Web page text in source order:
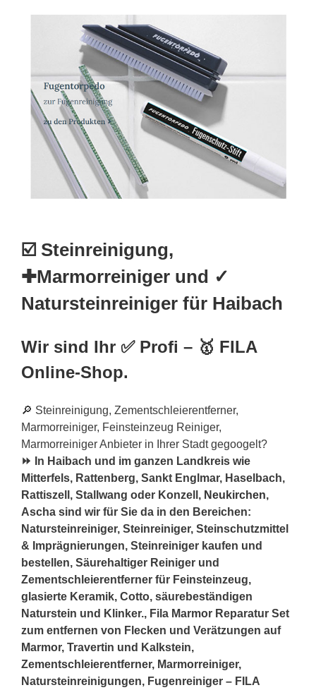
☑️ Steinreinigung,
✚Marmorreiniger und ✓
Natursteinreiniger für Haibach
Wir sind Ihr ✅ Profi – 🥇 FILA
Online-Shop.
🔎 Steinreinigung, Zementschleierentferner,
Marmorreiniger, Feinsteinzeug Reiniger,
Marmorreiniger Anbieter in Ihrer Stadt gegoogelt?
⏩ In Haibach und im ganzen Landkreis wie
Mitterfels, Rattenberg, Sankt Englmar, Haselbach,
Rattiszell, Stallwang oder Konzell, Neukirchen,
Ascha sind wir für Sie da in den Bereichen:
Natursteinreiniger, Steinreiniger, Steinschutzmittel
& Imprägnierungen, Steinreiniger kaufen und
bestellen, Säurehaltiger Reiniger und
Zementschleierentferner für Feinsteinzeug,
glasierte Keramik, Cotto, säurebeständigen
Naturstein und Klinker., Fila Marmor Reparatur Set
zum entfernen von Flecken und Verätzungen auf
Marmor, Travertin und Kalkstein,
Zementschleierentferner, Marmorreiniger,
Natursteinreinigungen, Fugenreiniger – FILA